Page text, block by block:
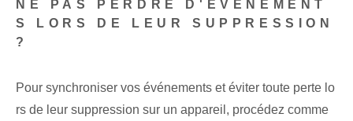
NE PAS PERDRE D'ÉVÉNEMENT
S LORS DE LEUR SUPPRESSION
?
Pour synchroniser vos événements et éviter toute perte lo
rs de leur suppression sur un appareil, procédez comme